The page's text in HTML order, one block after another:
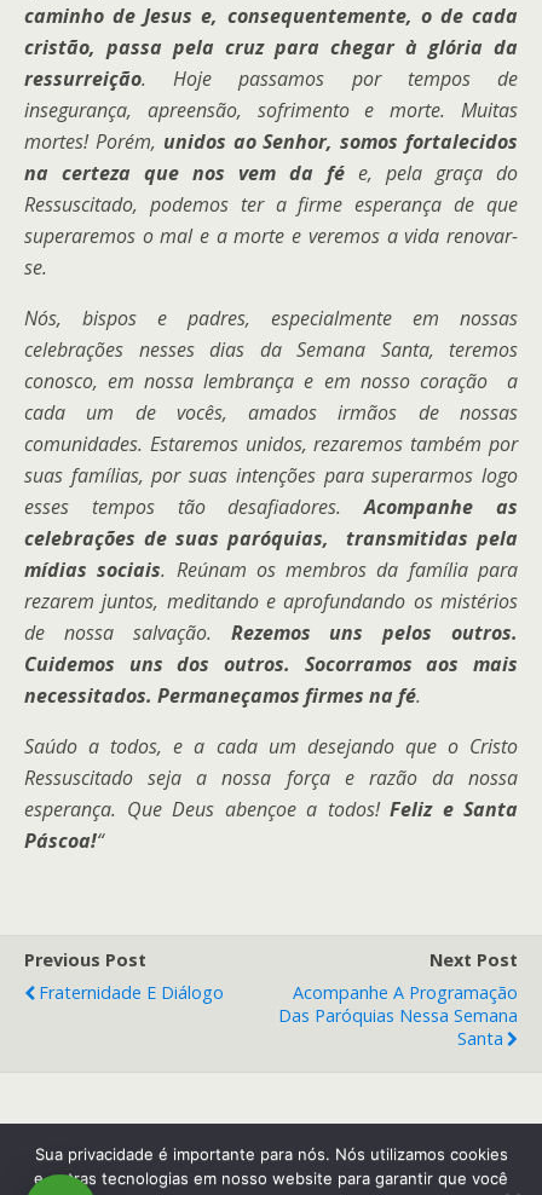
caminho de Jesus e, consequentemente, o de cada
cristão, passa pela cruz para chegar à glória da
ressurreição.Hoje passamos por tempos de
insegurança, apreensão, sofrimento e morte. Muitas
mortes! Porém, unidos ao Senhor, somos fortalecidos
na certeza que nos vem da fé e, pela graça do
Ressuscitado, podemos ter a firme esperança de que
superaremos o mal e a morte e veremos a vida renovar-
se.
Nós, bispos e padres, especialmente em nossas
celebrações nesses dias da Semana Santa, teremos
conosco, em nossa lembrança e em nosso coração a
cada um de vocês, amados irmãos de nossas
comunidades. Estaremos unidos, rezaremos também por
suas famílias, por suas intenções para superarmos logo
esses tempos tão desafiadores.Acompanhe as
celebrações de suas paróquias, transmitidas pela
mídias sociais. Reúnam os membros da família para
rezarem juntos, meditando e aprofundando os mistérios
de nossa salvação. Rezemos uns pelos outros.
Cuidemos uns dos outros. Socorramos aos mais
necessitados. Permaneçamos firmes na fé.
Saúdo a todos, e a cada um desejando que o Cristo
Ressuscitado seja a nossa força e razão da nossa
esperança. Que Deus abençoe a todos! Feliz e Santa
Páscoa!“
Previous Post
Fraternidade E Diálogo
Next Post
Acompanhe A Programação
Das Paróquias Nessa Semana
Santa
Back to top
Sua privacidade é importante para nós. Nós utilizamos cookies
e outras tecnologias em nosso website para garantir que você